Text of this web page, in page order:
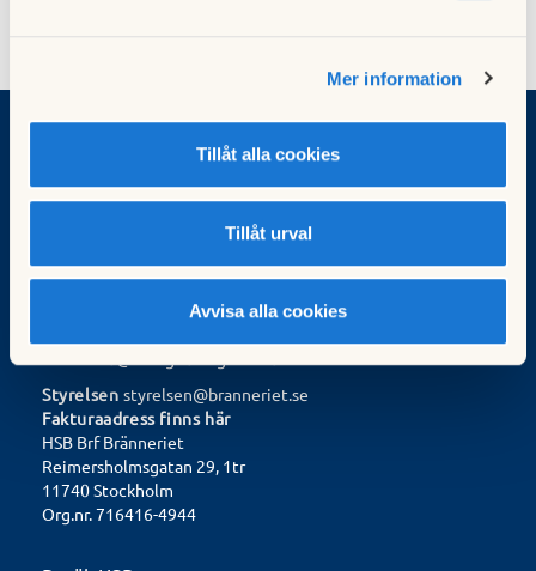
Mer information
Tillåt alla cookies
Tillåt urval
Avvisa alla cookies
kundservice@fastighetsagarna.se
08-617 76 00 (mån–tors 7–17, fre 7–16)
Akuta fel under andra tider (t.ex. vattenskador):Jour 08-657
Styrelsen styrelsen@branneriet.se
Fakturaadress finns här
HSB Brf Bränneriet
Reimersholmsgatan 29, 1tr
11740 Stockholm
Org.nr. 716416-4944